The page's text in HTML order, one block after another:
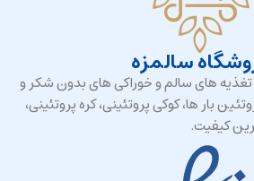
سالمزه
های سالم و خوراکی های بدون شکر و
بار ها، کوکی پروتئینی، کره پروتئینی،
کیفیت.